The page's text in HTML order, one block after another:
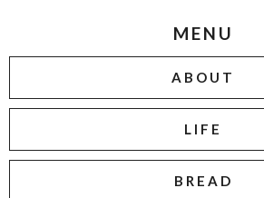
MENU
ABOUT
LIFE
BREAD